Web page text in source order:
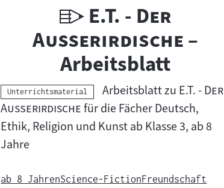
U
n
t
e
r
r
"
E.T. - Der
Außerirdische"
–
Arbeitsblatt
Kategorie:
Unterrichtsmaterial Arbeitsblatt zu "
E.T. - Der
Außerirdische"
für die Fächer Deutsch,
Ethik, Religion und Kunst ab Klasse 3, ab 8
Jahre
ab 8 JahrenScience-FictionFreundschaft